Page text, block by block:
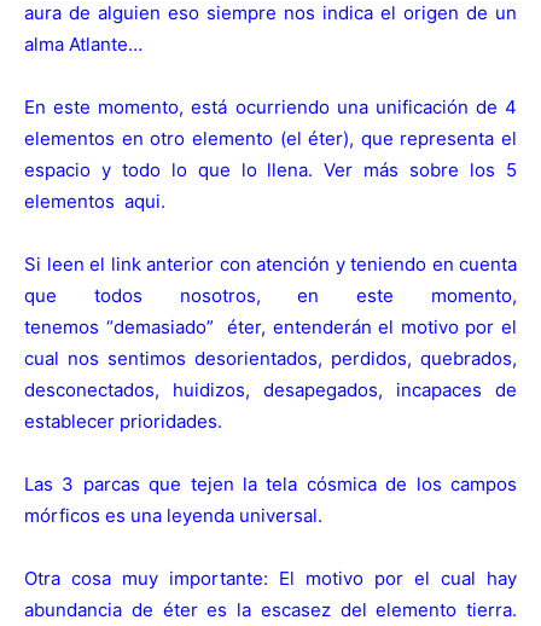
aura de alguien eso siempre nos indica el origen de un
alma Atlante…
En este momento, está ocurriendo una unificación de 4
elementos en otro elemento (el éter), que representa el
espacio y todo lo que lo llena. Ver más sobre los 5
elementos aqui.
Si leen el link anterior con atención y teniendo en cuenta
que todos nosotros, en este momento,
tenemos “demasiado” éter, entenderán el motivo por el
cual nos sentimos desorientados, perdidos, quebrados,
desconectados, huidizos, desapegados, incapaces de
establecer prioridades.
Las 3 parcas que tejen la tela cósmica de los campos
mórficos es una leyenda universal.
Otra cosa muy importante: El motivo por el cual hay
abundancia de éter es la escasez del elemento tierra.